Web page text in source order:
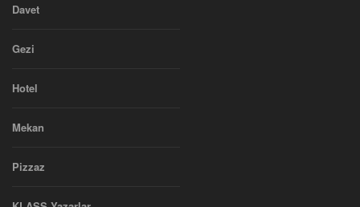
Davet
Gezi
Hotel
Mekan
Pizzaz